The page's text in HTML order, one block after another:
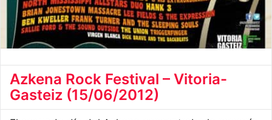
Azkena Rock Festival – Vitoria-
Gasteiz (15/06/2012)